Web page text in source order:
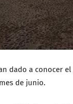
dado a conocer
de junio.